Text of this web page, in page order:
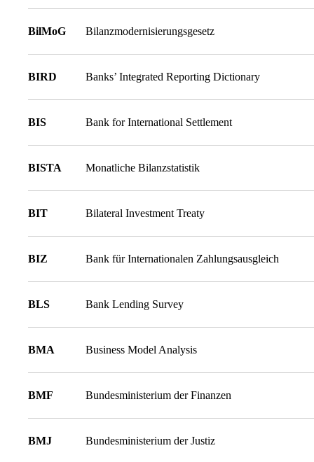
BilMoG Bilanzmodernisierungsgesetz
BIRD Banks’ Integrated Reporting Dictionary
BIS Bank for International Settlement
BISTA Monatliche Bilanzstatistik
BIT Bilateral Investment Treaty
BIZ Bank für Internationalen Zahlungsausgleich
BLS Bank Lending Survey
BMA Business Model Analysis
BMF Bundesministerium der Finanzen
BMJ Bundesministerium der Justiz